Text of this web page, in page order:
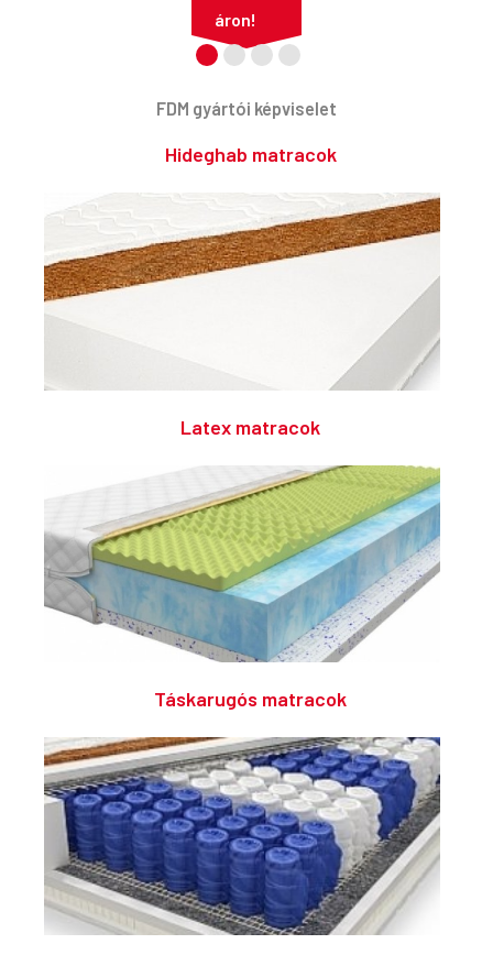
áron!
FDM gyártói képviselet
Hideghab matracok
Latex matracok
Táskarugós matracok